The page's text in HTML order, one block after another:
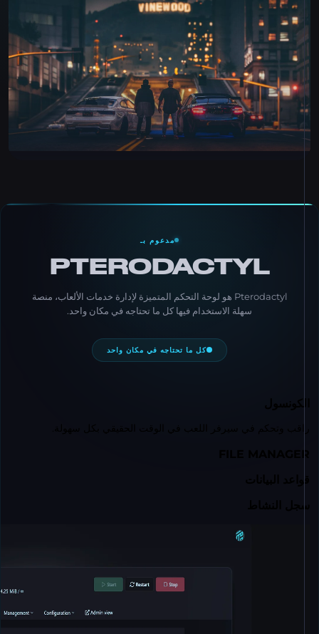
مدعوم بـ
PTERODACTYL
Pterodactyl هو لوحة التحكم المتميزة لإدارة خدمات الألعاب، منصة
سهلة الاستخدام فيها كل ما تحتاجه في مكان واحد.
كل ما تحتاجه في مكان واحد